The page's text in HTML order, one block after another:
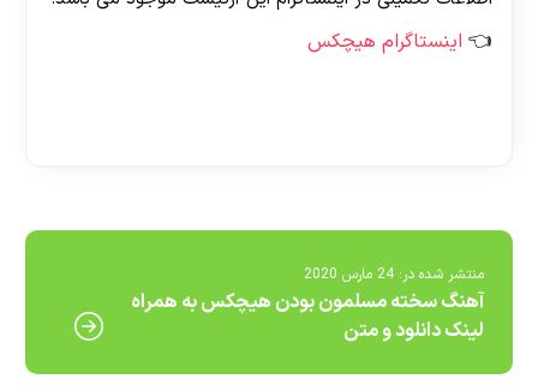
30 تا 50 درصد شارژ هدیه بیشتر فقط با ثبت نام در
هات بت
اینستاگرام هیچکس
منتشر شده در:24 مارس 2020
آهنگ سخته مسلمون بودن هیچکس به همراه
لینک دانلود و متن